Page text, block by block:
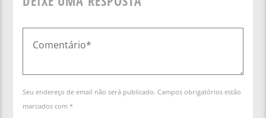
Seu endereço de email não será publicado. Campos obrigatórios estão
marcados com *